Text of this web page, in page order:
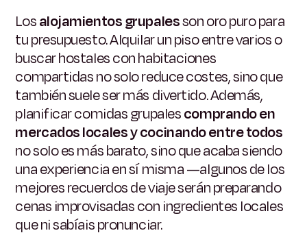
Losalojamientos grupalesson oro puro para
tu presupuesto. Alquilar un piso entre varios o
buscar hostales con habitaciones
compartidas no solo reduce costes, sino que
también suele ser más divertido. Además,
planificar comidas grupalescomprando en
mercados locales y cocinando entre todos
no solo es más barato, sino que acaba siendo
una experiencia en sí misma —algunos de los
mejores recuerdos de viaje serán preparando
cenas improvisadas con ingredientes locales
que ni sabíais pronunciar.